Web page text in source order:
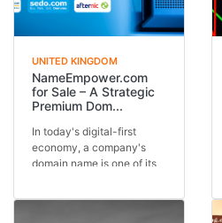
UNITED KINGDOM
NameEmpower.com
for Sale – A Strategic
Premium Dom...
In today's digital-first
economy, a company's
domain name is one of its